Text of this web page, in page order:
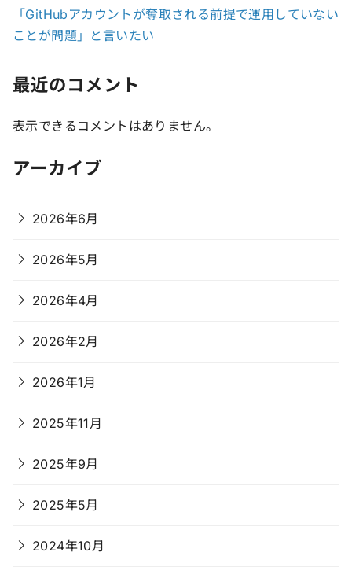
「GitHubアカウントが奪取される前提で運用していない
ことが問題」と言いたい
最近のコメント
表示できるコメントはありません。
アーカイブ
2026年6月
2026年5月
2026年4月
2026年2月
2026年1月
2025年11月
2025年9月
2025年5月
2024年10月